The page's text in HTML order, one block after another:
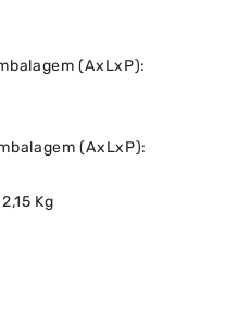
(AxLxP):
(AxLxP):
Kg